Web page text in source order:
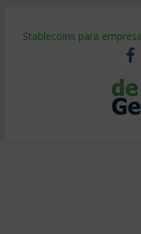
Stablecoins para
Despido silencioso: qué
IA en selección de
Trabajo forzoso en la
Mercado hispano de